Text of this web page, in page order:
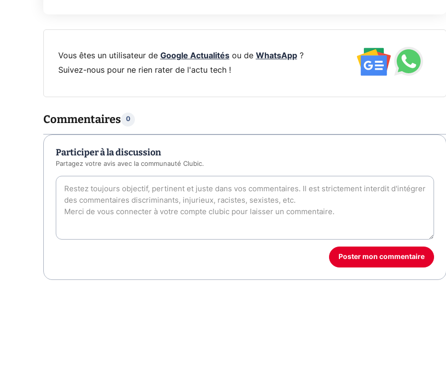
Vous êtes un utilisateur de Google Actualitésou de WhatsApp?
Suivez-nous pour ne rien rater de l'actu tech !
Commentaires 0
Participer à la discussion
Partagez votre avis avec la communauté Clubic.
Poster mon commentaire